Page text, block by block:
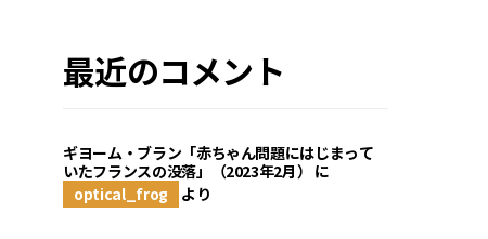
最近のコメント
ギヨーム・ブラン「赤ちゃん問題にはじまって
いたフランスの没落」（2023年2月） に
optical_frog
より